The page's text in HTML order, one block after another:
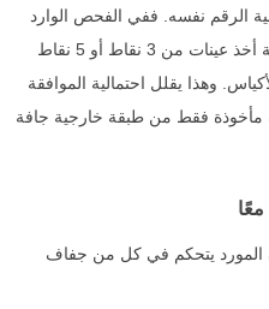
الرقم نفسه. ففي الفحص الوارد
الروتيني، يمكن للفرق استخدام طريقة أخذ عينات من 3 نقاط أو 5 نقاط
وهذا يقلل احتمالية الموافقة
مأخوذة فقط من طبقة خارجية جافة
معًا
المورد يتحكم في كل من جفاف